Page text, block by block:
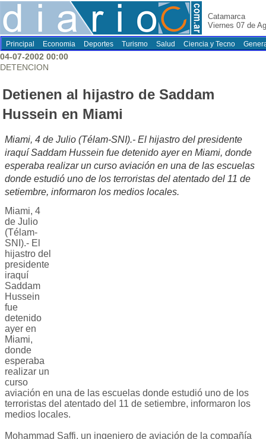
Catamarca
Viernes 07 de
Principal Economia Deportes Turismo Salud Ciencia y Tecno
04-07-2002 00:00
DETENCION
Detienen al hijastro de Saddam
Hussein en Miami
Miami, 4 de Julio (Télam-SNI).- El hijastro del presidente
iraquí Saddam Hussein fue detenido ayer en Miami, donde
esperaba realizar un curso aviación en una de las escuelas
donde estudió uno de los terroristas del atentado del 11 de
setiembre, informaron los medios locales.
Miami, 4
de Julio
(Télam-
SNI).- El
hijastro del
presidente
iraquí
Saddam
Hussein
fue
detenido
ayer en
Miami,
donde
esperaba
realizar un
curso
aviación en una de las escuelas donde estudió uno de los
terroristas del atentado del 11 de setiembre, informaron los
medios locales.
Mohammad Saffi, un ingeniero de aviación de la compañía